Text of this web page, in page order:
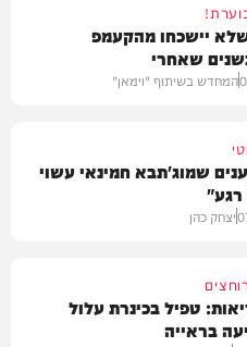
שלא יישכחו מהקעמפ
שאחרי
המחדש בשיתוף "וימאן"
שמוג'תבא חמינאי עשוי
רגע"
יצחק כהן
טפיל בכינרת עלול
בראייה